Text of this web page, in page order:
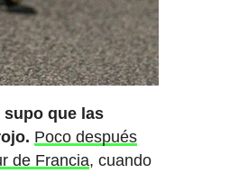
que las
Poco después
de Francia, cuando